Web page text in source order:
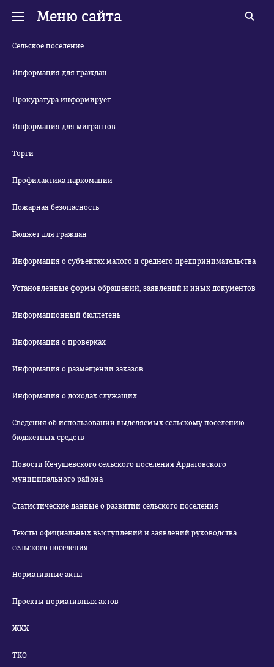
Меню сайта
Сельское поселение
Информация для граждан
Прокуратура информирует
Информация для мигрантов
Торги
Профилактика наркомании
Пожарная безопасность
Бюджет для граждан
Информация о субъектах малого и среднего предпринимательства
Установленные формы обращений, заявлений и иных документов
Информационный бюллетень
Информация о проверках
Информация о размещении заказов
Информация о доходах служащих
Сведения об использовании выделяемых сельскому поселению
бюджетных средств
Новости Кечушевского сельского поселения Ардатовского
муниципального района
Статистические данные о развитии сельского поселения
Тексты официальных выступлений и заявлений руководства
сельского поселения
Нормативные акты
Проекты нормативных актов
ЖКХ
ТКО